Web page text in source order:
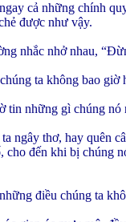
cả những chính
được như vậy.
nhắc nhở nhau,
ta không bao giờ
tin những gì chúng nó
ngây thơ, hay quên
cho đến khi bị chúng
điều chúng ta